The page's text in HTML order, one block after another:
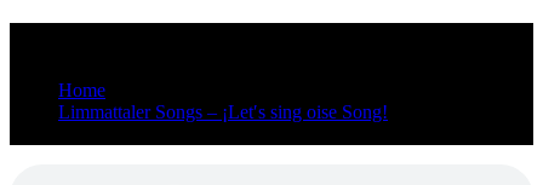
Home
Limmattaler Songs – ¡Let′s sing oise Song!